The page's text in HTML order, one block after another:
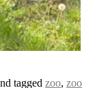
tagged zoo, zoo